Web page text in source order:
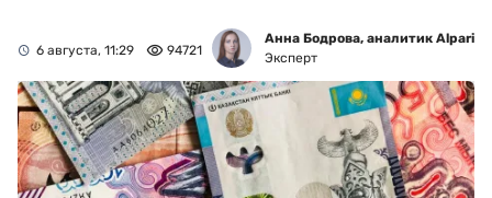
6 августа, 11:29 94721
Анна Бодрова, аналитик Alpari
Эксперт